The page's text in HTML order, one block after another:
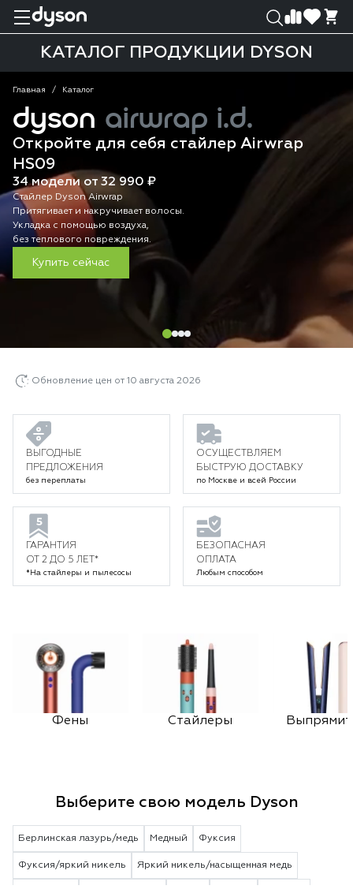
КАТАЛОГ ПРОДУКЦИИ DYSON
Главная Каталог
dyson airwrap i.d.
Откройте для себя стайлер Airwrap
HS09
34 модели от 32 990 ₽
Стайлер Dyson Airwrap
Притягивает и накручивает волосы.
Укладка с помощью воздуха,
без теплового повреждения.
Купить сейчас
Обновление цен от 10 августа 2026
ВЫГОДНЫЕ
ПРЕДЛОЖЕНИЯ
без переплаты
ОСУЩЕСТВЛЯЕМ
БЫСТРУЮ ДОСТАВКУ
по Москве и всей России
ГАРАНТИЯ
ОТ 2 ДО 5 ЛЕТ*
*На стайлеры и пылесосы
БЕЗОПАСНАЯ
ОПЛАТА
Любым способом
Фены Стайлеры
Выберите свою модель Dyson
Берлинская лазурь/медь Медный Фуксия
Фуксия/яркий никель Яркий никель/насыщенная медь